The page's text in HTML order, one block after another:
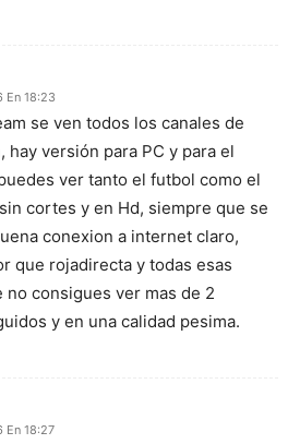
En 18:23
se ven todos los canales de
hay versión para PC y para el
ver tanto el futbol como el
cortes y en Hd, siempre que se
conexion a internet claro,
que rojadirecta y todas esas
no consigues ver mas de 2
y en una calidad pesima.
En 18:27